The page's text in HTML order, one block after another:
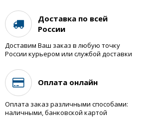
Доставка по всей
России
Доставим Ваш заказ в любую точку
России курьером или службой доставки
Оплата онлайн
Оплата заказ различными способами:
наличными, банковской картой